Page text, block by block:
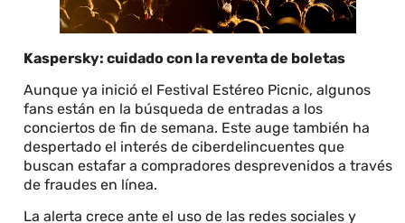
Kaspersky: cuidado con la reventa de boletas
Aunque ya inició el Festival Estéreo Picnic, algunos
fans están en la búsqueda de entradas a los
conciertos de fin de semana. Este auge también ha
despertado el interés de ciberdelincuentes que
buscan estafar a compradores desprevenidos a través
de fraudes en línea.
La alerta crece ante el uso de las redes sociales y